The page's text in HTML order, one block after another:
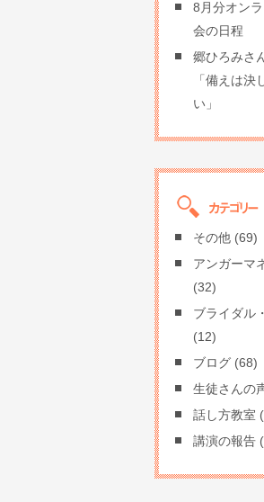
8月分オン
会の日程
郷ひろみさ
「備えは決
い」
その他 (69)
アンガーマ
(32)
ブライダル
(12)
ブログ (68)
生徒さんの
話し方教室
講演の報告